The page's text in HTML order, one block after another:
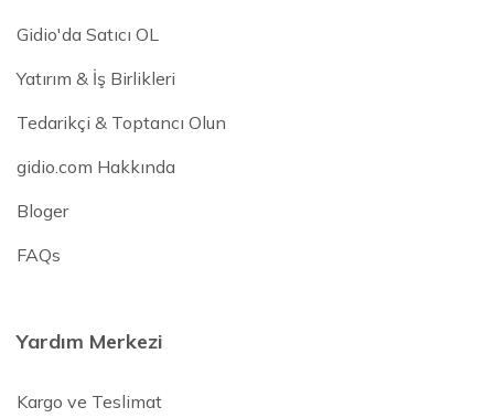
Gidio'da Satıcı OL
Yatırım & İş Birlikleri
Tedarikçi & Toptancı Olun
gidio.com Hakkında
Bloger
FAQs
Yardım Merkezi
Kargo ve Teslimat